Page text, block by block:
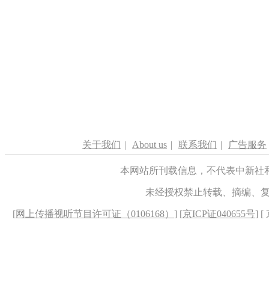
关于我们 | About us | 联系我们 | 广告服务
本网站所刊载信息，不代表中新
未经授权禁止转载、摘编、
[网上传播视听节目许可证（0106168） ] [京ICP证040655号] [